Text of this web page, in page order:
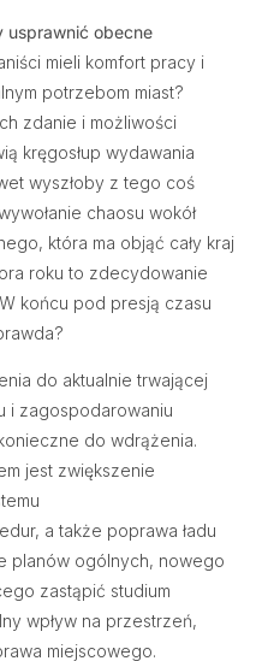
usprawnić obecne
mieli komfort pracy i
potrzebom miast?
zdanie i możliwości
kręgosłup wydawania
wyszłoby z tego coś
chaosu wokół
która ma objąć cały kraj
roku to zdecydowanie
końcu pod presją czasu
do aktualnie trwającej
i zagospodarowaniu
do wdrążenia.
jest zwiększenie
a także poprawa ładu
planów ogólnych, nowego
zastąpić studium
wpływ na przestrzeń,
miejscowego.